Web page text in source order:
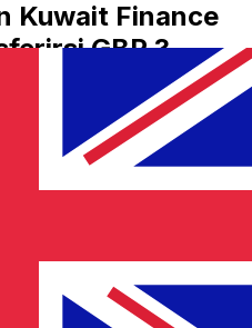
Kuwait Finance
GBP ?
internazionali con
a Regno Unito variano
e al tempismo della
bancari internazionali
Fattori come le